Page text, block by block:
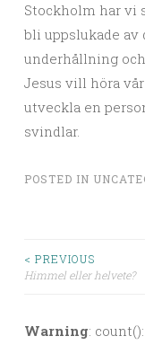
Stockholm har vi
bli uppslukade av
underhållning
Jesus vill höra
utveckla en
svindlar.
POSTED IN
< PREVIOUS
Himmel eller helvete?
Warning: